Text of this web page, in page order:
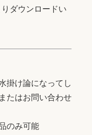
ダウンロードい
掛け論になってし
たはお問い合わせ
のみ可能